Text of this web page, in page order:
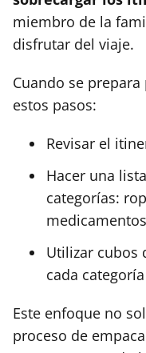
miembro de la
disfrutar del viaje.
Cuando se
estos pasos:
Revisar el
Hacer una
categorías:
Utilizar cubos
cada
Este enfoque no
proceso de